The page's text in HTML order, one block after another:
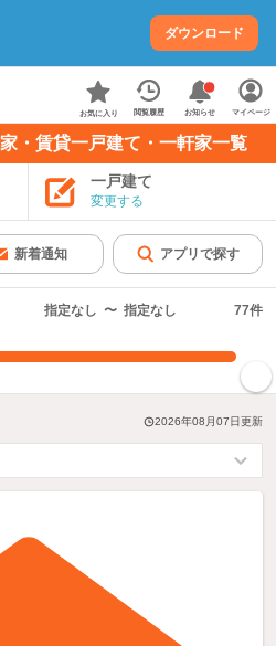
ダウンロード
お気に入り 閲覧履歴 お知らせ マイページ
・賃貸一戸建て・一軒家一覧
一戸建て
変更する
新着通知 アプリで探す
指定なし 〜 指定なし 77件
2026年08月07日更新